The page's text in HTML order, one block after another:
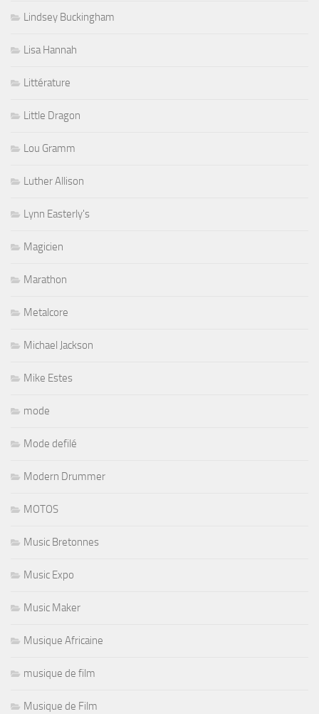
Lindsey Buckingham
Lisa Hannah
Littérature
Little Dragon
Lou Gramm
Luther Allison
Lynn Easterly's
Magicien
Marathon
Metalcore
Michael Jackson
Mike Estes
mode
Mode defilé
Modern Drummer
MOTOS
Music Bretonnes
Music Expo
Music Maker
Musique Africaine
musique de film
Musique de Film